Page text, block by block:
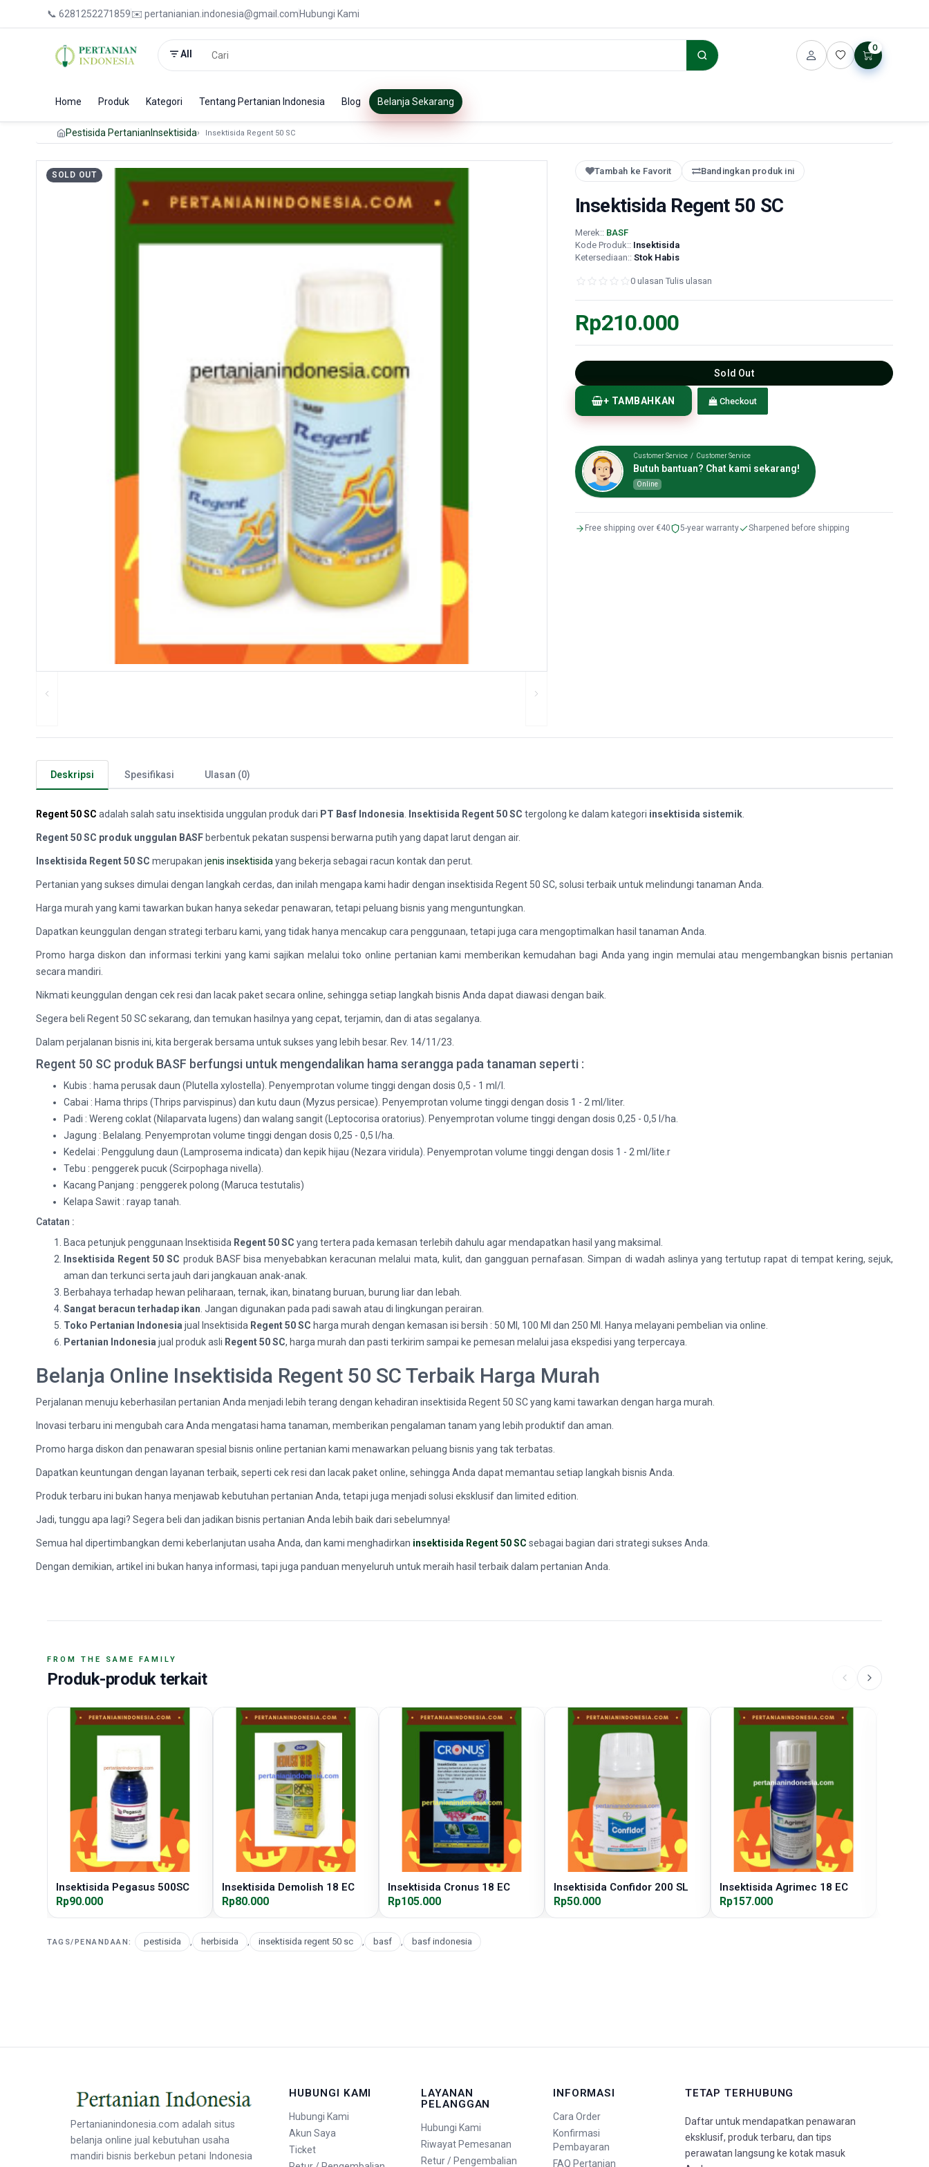
📞 6281252271859✉️ pertanianian.indonesia@gmail.com Hubungi Kami
All
0
Home Produk Kategori Tentang Pertanian Indonesia Blog Belanja Sekarang
Pestisida Pertanian Insektisida Insektisida Regent 50 SC
SOLD OUT Tambah ke Favorit Bandingkan produk ini
Insektisida Regent 50 SC
Merek:: BASF
Kode Produk:: Insektisida
Ketersediaan:: Stok Habis
0 ulasan Tulis ulasan
Rp210.000
Sold Out
+ TAMBAHKAN Checkout
Customer Service / Customer Service
Butuh bantuan? Chat kami sekarang!
Online
Free shipping over €40 5-year warranty Sharpened before shipping
Deskripsi Spesifikasi Ulasan (0)
Regent 50 SC adalah salah satu insektisida unggulan produk dari PT Basf Indonesia Insektisida Regent 50 SC tergolong ke dalam kategori insektisida sistemik
Regent 50 SC produk unggulan BASF berbentuk pekatan suspensi berwarna putih yang dapat larut dengan air.
Insektisida Regent 50 SC merupakan jenis insektisida yang bekerja sebagai racun kontak dan perut.
Pertanian yang sukses dimulai dengan langkah cerdas, dan inilah mengapa kami hadir dengan insektisida Regent 50 SC, solusi terbaik untuk melindungi tanaman Anda.
Harga murah yang kami tawarkan bukan hanya sekedar penawaran, tetapi peluang bisnis yang menguntungkan.
Dapatkan keunggulan dengan strategi terbaru kami, yang tidak hanya mencakup cara penggunaan, tetapi juga cara mengoptimalkan hasil tanaman Anda.
Promo harga diskon dan informasi terkini yang kami sajikan melalui toko online pertanian kami memberikan kemudahan bagi Anda yang ingin memulai atau mengembangkan bisnis pertanian
secara mandiri.
Nikmati keunggulan dengan cek resi dan lacak paket secara online, sehingga setiap langkah bisnis Anda dapat diawasi dengan baik.
Segera beli Regent 50 SC sekarang, dan temukan hasilnya yang cepat, terjamin, dan di atas segalanya.
Dalam perjalanan bisnis ini, kita bergerak bersama untuk sukses yang lebih besar. Rev. 14/11/23.
Regent 50 SC produk BASF berfungsi untuk mengendalikan hama serangga pada tanaman seperti :
Kubis : hama perusak daun (Plutella xylostella). Penyemprotan volume tinggi dengan dosis 0,5 - 1 ml/l.
Cabai : Hama thrips (Thrips parvispinus) dan kutu daun (Myzus persicae). Penyemprotan volume tinggi dengan dosis 1 - 2 ml/liter.
Padi : Wereng coklat (Nilaparvata lugens) dan walang sangit (Leptocorisa oratorius). Penyemprotan volume tinggi dengan dosis 0,25 - 0,5 l/ha.
Jagung : Belalang. Penyemprotan volume tinggi dengan dosis 0,25 - 0,5 l/ha.
Kedelai : Penggulung daun (Lamprosema indicata) dan kepik hijau (Nezara viridula). Penyemprotan volume tinggi dengan dosis 1 - 2 ml/lite.r
Tebu : penggerek pucuk (Scirpophaga nivella).
Kacang Panjang : penggerek polong (Maruca testutalis)
Kelapa Sawit : rayap tanah.
Catatan :
Baca petunjuk penggunaan Insektisida Regent 50 SC yang tertera pada kemasan terlebih dahulu agar mendapatkan hasil yang maksimal.
Insektisida Regent 50 SC produk BASF bisa menyebabkan keracunan melalui mata, kulit, dan gangguan pernafasan. Simpan di wadah aslinya yang tertutup rapat di tempat kering, sejuk,
aman dan terkunci serta jauh dari jangkauan anak-anak.
Berbahaya terhadap hewan peliharaan, ternak, ikan, binatang buruan, burung liar dan lebah.
Sangat beracun terhadap ikan . Jangan digunakan pada padi sawah atau di lingkungan perairan.
Toko Pertanian Indonesia jual Insektisida Regent 50 SC harga murah dengan kemasan isi bersih : 50 Ml, 100 Ml dan 250 Ml. Hanya melayani pembelian via online.
Pertanian Indonesia jual produk asli Regent 50 SC, harga murah dan pasti terkirim sampai ke pemesan melalui jasa ekspedisi yang terpercaya.
Belanja Online Insektisida Regent 50 SC Terbaik Harga Murah
Perjalanan menuju keberhasilan pertanian Anda menjadi lebih terang dengan kehadiran insektisida Regent 50 SC yang kami tawarkan dengan harga murah.
Inovasi terbaru ini mengubah cara Anda mengatasi hama tanaman, memberikan pengalaman tanam yang lebih produktif dan aman.
Promo harga diskon dan penawaran spesial bisnis online pertanian kami menawarkan peluang bisnis yang tak terbatas.
Dapatkan keuntungan dengan layanan terbaik, seperti cek resi dan lacak paket online, sehingga Anda dapat memantau setiap langkah bisnis Anda.
Produk terbaru ini bukan hanya menjawab kebutuhan pertanian Anda, tetapi juga menjadi solusi eksklusif dan limited edition.
Jadi, tunggu apa lagi? Segera beli dan jadikan bisnis pertanian Anda lebih baik dari sebelumnya!
Semua hal dipertimbangkan demi keberlanjutan usaha Anda, dan kami menghadirkan insektisida Regent 50 SC sebagai bagian dari strategi sukses Anda.
Dengan demikian, artikel ini bukan hanya informasi, tapi juga panduan menyeluruh untuk meraih hasil terbaik dalam pertanian Anda.
FROM THE SAME FAMILY
Produk-produk terkait
Insektisida Pegasus 500SC
Rp90.000
Insektisida Demolish 18 EC
Rp80.000
Insektisida Cronus 18 EC
Rp105.000
Insektisida Confidor 200 SL
Rp50.000
Insektisida Agrimec 18 EC
Rp157.000
TAGS/PENANDAAN: pestisida , herbisida , insektisida regent 50 sc , basf , basf indonesia
Pertanianindonesia.com adalah situs
belanja online jual kebutuhan usaha
mandiri bisnis berkebun petani Indonesia
HUBUNGI KAMI
Hubungi Kami
Akun Saya
Ticket
LAYANAN
PELANGGAN
Hubungi Kami
Riwayat Pemesanan
Retur / Pengembalian
INFORMASI
Cara Order
Konfirmasi
Pembayaran
FAQ Pertanian
TETAP TERHUBUNG
Daftar untuk mendapatkan penawaran
eksklusif, produk terbaru, dan tips
perawatan langsung ke kotak masuk